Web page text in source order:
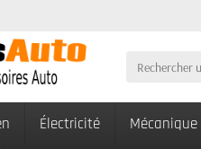
Électricité Mécanique